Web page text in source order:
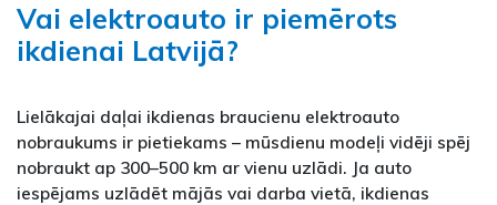
Vai elektroauto ir piemērots
ikdienai Latvijā?
Lielākajai daļai ikdienas braucienu elektroauto
nobraukums ir pietiekams – mūsdienu modeļi vidēji spēj
nobraukt ap 300–500 km ar vienu uzlādi. Ja auto
iespējams uzlādēt mājās vai darba vietā, ikdienas